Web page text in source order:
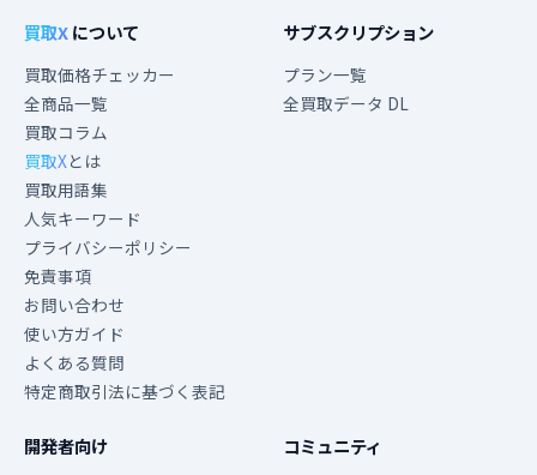
買取Xについて
買取価格チェッカー
全商品一覧
買取コラム
買取Xとは
買取用語集
人気キーワード
プライバシーポリシー
免責事項
お問い合わせ
使い方ガイド
よくある質問
特定商取引法に基づく表記
サブスクリプション
プラン一覧
全買取データ DL
開発者向け コミュニティ